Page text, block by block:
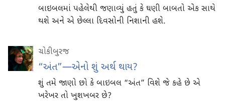
બાઇબલમાં પહેલેથી જણાવ્યું હતું કે ઘણી બાબતો એક સાથે
થશે અને એ છેલ્લા દિવસોની નિશાની હશે.
ચોકીબુરજ
“અંત”—એનો શું અર્થ થાય?
શું તમે જાણો છો કે બાઇબલ “અંત” વિશે જે કહે છે એ
ખરેખર તો ખુશખબર છે?